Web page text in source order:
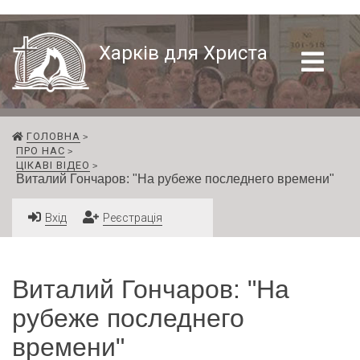
Харків для Христа
ГОЛОВНА
ПРО НАС
ЦІКАВІ ВІДЕО
Виталий Гончаров: "На рубеже последнего времени"
Вхід Реєстрація
Виталий Гончаров: "На
рубеже последнего
времени"